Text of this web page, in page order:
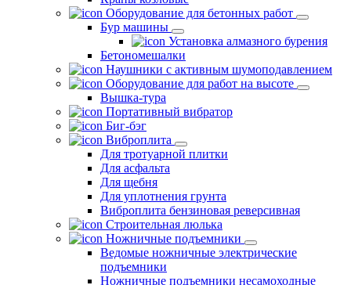
Оборудование для бетонных работ
Бур машины
Установка алмазного бурения
Бетономешалки
Наушники с активным шумоподавлением
Оборудование для работ на высоте
Вышка-тура
Портативный вибратор
Биг-бэг
Виброплита
Для тротуарной плитки
Для асфальта
Для щебня
Для уплотнения грунта
Виброплита бензиновая реверсивная
Строительная люлька
Ножничные подъемники
Ведомые ножничные электрические
подъемники
Ножничные подъемники несамоходные